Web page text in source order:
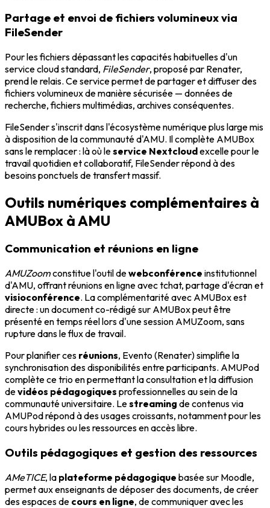
Partage et envoi de fichiers volumineux via
FileSender
Pour les fichiers dépassant les capacités habituelles d'un
service cloud standard, FileSender, proposé par Renater,
prend le relais. Ce service permet de partager et diffuser des
fichiers volumineux de manière sécurisée — données de
recherche, fichiers multimédias, archives conséquentes.
FileSender s'inscrit dans l'écosystème numérique plus large mis
à disposition de la communauté d'AMU. Il complète AMUBox
sans le remplacer : là où leservice Nextcloudexcelle pour le
travail quotidien et collaboratif, FileSender répond à des
besoins ponctuels de transfert massif.
Outils numériques complémentaires à
AMUBox à AMU
Communication et réunions en ligne
AMUZoomconstitue l'outil dewebconférence institutionnel
d'AMU, offrant réunions en ligne avec tchat, partage d'écran et
visioconférence. La complémentarité avec AMUBox est
directe : un document co-rédigé sur AMUBox peut être
présenté en temps réel lors d'une session AMUZoom, sans
rupture dans le flux de travail.
Pour planifier ces réunions, Evento (Renater) simplifie la
synchronisation des disponibilités entre participants. AMUPod
complète ce trio en permettant la consultation et la diffusion
devidéos pédagogiques professionnelles au sein de la
communauté universitaire. Lestreaming de contenus via
AMUPod répond à des usages croissants, notamment pour les
cours hybrides ou les ressources en accès libre.
Outils pédagogiques et gestion des ressources
AMeTICE, la plateforme pédagogique basée sur Moodle,
permet aux enseignants de déposer des documents, de créer
des espaces de cours en ligne, de communiquer avec les